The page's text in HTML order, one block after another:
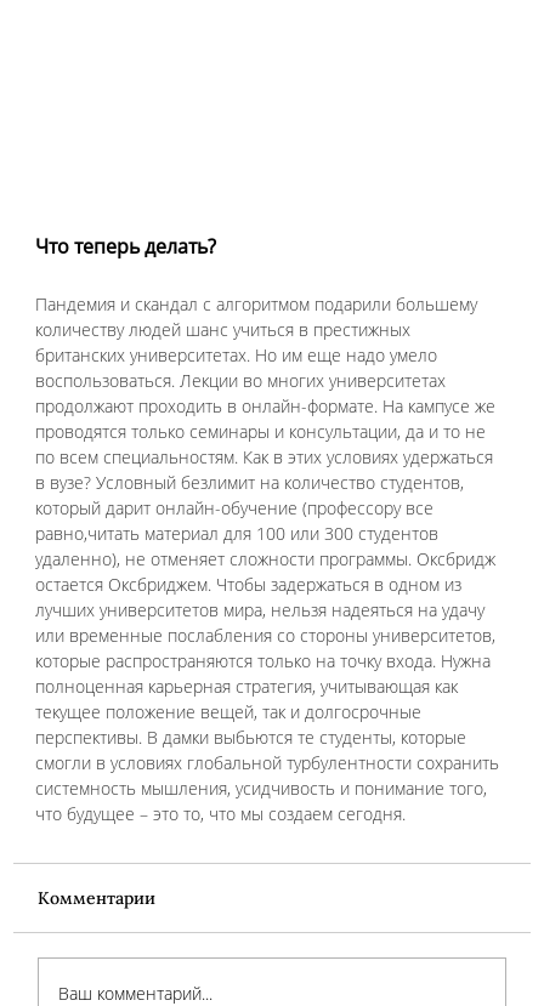
Что теперь делать?
Пандемия и скандал с алгоритмом подарили большему
количеству людей шанс учиться в престижных
британских университетах. Но им еще надо умело
воспользоваться. Лекции во многих университетах
продолжают проходить в онлайн-формате. На кампусе же
проводятся только семинары и консультации, да и то не
по всем специальностям. Как в этих условиях удержаться
в вузе? Условный безлимит на количество студентов,
который дарит онлайн-обучение (профессору все
равно,читать материал для 100 или 300 студентов
удаленно), не отменяет сложности программы. Оксбридж
остается Оксбриджем. Чтобы задержаться в одном из
лучших университетов мира, нельзя надеяться на удачу
или временные послабления со стороны университетов,
которые распространяются только на точку входа. Нужна
полноценная карьерная стратегия, учитывающая как
текущее положение вещей, так и долгосрочные
перспективы. В дамки выбьются те студенты, которые
смогли в условиях глобальной турбулентности сохранить
системность мышления, усидчивость и понимание того,
что будущее – это то, что мы создаем сегодня.
Комментарии
Ваш комментарий...